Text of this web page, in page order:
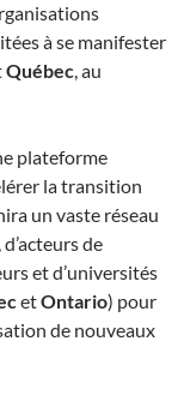
à se manifester
Québec, au
plateforme
la transition
un vaste réseau
de
et d’universités
etOntario) pour
de nouveaux